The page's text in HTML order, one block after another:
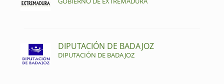
DIPUTACIÓN DE BADAJOZ
DIPUTACIÓN DE BADAJOZ